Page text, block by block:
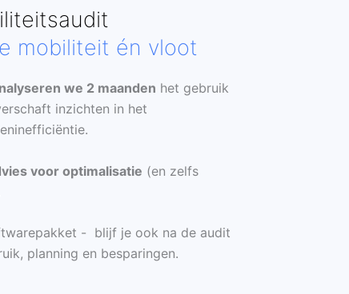
mobiliteit én vloot
we 2 maanden het gebruik
inzichten in het
voor optimalisatie (en zelfs
- blijf je ook na de audit
planning en besparingen.